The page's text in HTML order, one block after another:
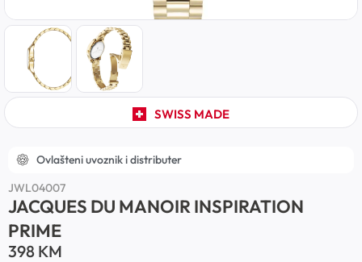
SWISS MADE
Ovlašteni uvoznik i distributer
JWL04007
JACQUES DU MANOIR INSPIRATION
PRIME
398 KM